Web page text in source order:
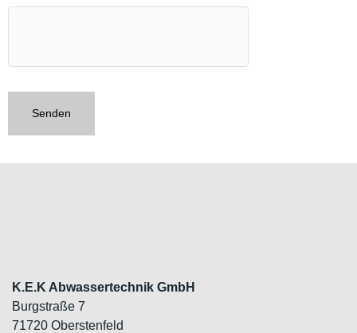
K.E.K Abwassertechnik GmbH
Burgstraße 7
71720 Oberstenfeld